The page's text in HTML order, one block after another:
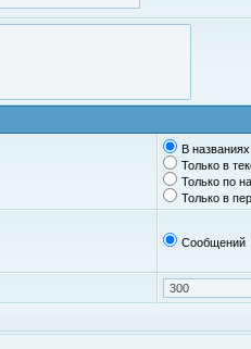
В
Только в
Только по
Только в
Сообщений